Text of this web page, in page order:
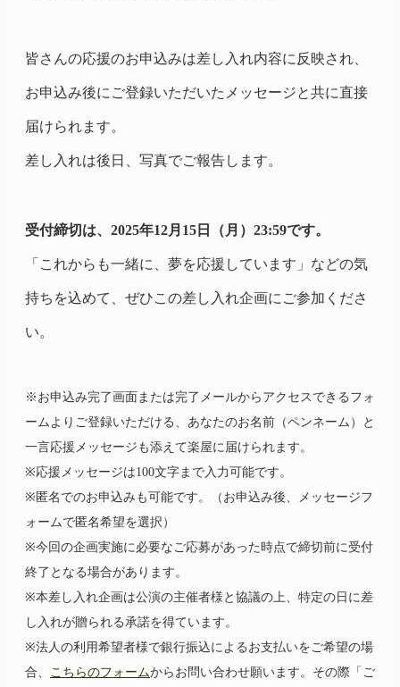
皆さんの応援のお申込みは差し入れ内容に反映され、
お申込み後にご登録いただいたメッセージと共に直接
届けられます。
差し入れは後日、写真でご報告します。
受付締切は、2025年12月15日（月）23:59です。
「これからも一緒に、夢を応援しています」などの気
持ちを込めて、ぜひこの差し入れ企画にご参加くださ
い。
※お申込み完了画面または完了メールからアクセスできるフォ
ームよりご登録いただける、あなたのお名前（ペンネーム）と
一言応援メッセージも添えて楽屋に届けられます。
※応援メッセージは100文字まで入力可能です。
※匿名でのお申込みも可能です。（お申込み後、メッセージフ
ォームで匿名希望を選択）
※今回の企画実施に必要なご応募があった時点で締切前に受付
終了となる場合があります。
※本差し入れ企画は公演の主催者様と協議の上、特定の日に差
し入れが贈られる承諾を得ています。
※法人の利用希望者様で銀行振込によるお支払いをご希望の場
合、 こちらのフォームからお問い合わせ願います。その際「ご